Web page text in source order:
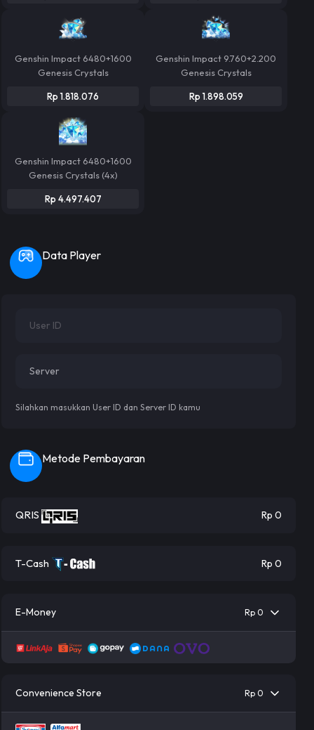
Genshin Impact 6480+1600
Genesis Crystals
Rp 1.818.076
Genshin Impact 9.760+2.200
Genesis Crystals
Rp 1.898.059
Genshin Impact 6480+1600
Genesis Crystals (4x)
Rp 4.497.407
Data Player
Silahkan masukkan User ID dan Server ID kamu
Metode Pembayaran
QRIS Rp 0
T-Cash Rp 0
E-Money Rp 0
Convenience Store Rp 0